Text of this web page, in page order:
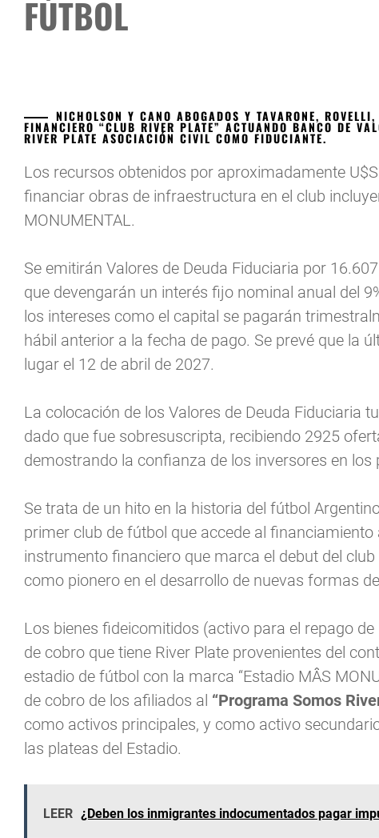
FÚTBOL
NICHOLSON Y CANO ABOGADOS Y TAVARONE,
FINANCIERO “CLUB RIVER PLATE” ACTUANDO BANCO DE
RIVER PLATE ASOCIACIÓN CIVIL COMO FIDUCIANTE.
Los recursos obtenidos por aproximadamente
financiar obras de infraestructura en el club
MONUMENTAL.
Se emitirán Valores de Deuda Fiduciaria por
que devengarán un interés fijo nominal anual del
los intereses como el capital se pagarán
hábil anterior a la fecha de pago. Se prevé que la
lugar el 12 de abril de 2027.
La colocación de los Valores de Deuda Fiduciaria
dado que fue sobresuscripta, recibiendo 2925
demostrando la confianza de los inversores en
Se trata de un hito en la historia del fútbol
primer club de fútbol que accede al
instrumento financiero que marca el debut del
como pionero en el desarrollo de nuevas formas
Los bienes fideicomitidos (activo para el repago
de cobro que tiene River Plate provenientes del
estadio de fútbol con la marca “Estadio MÂS
de cobro de los afiliados al “Programa Somos
como activos principales, y como activo
las plateas del Estadio.
LEER ¿Deben los inmigrantes indocumentados pagar